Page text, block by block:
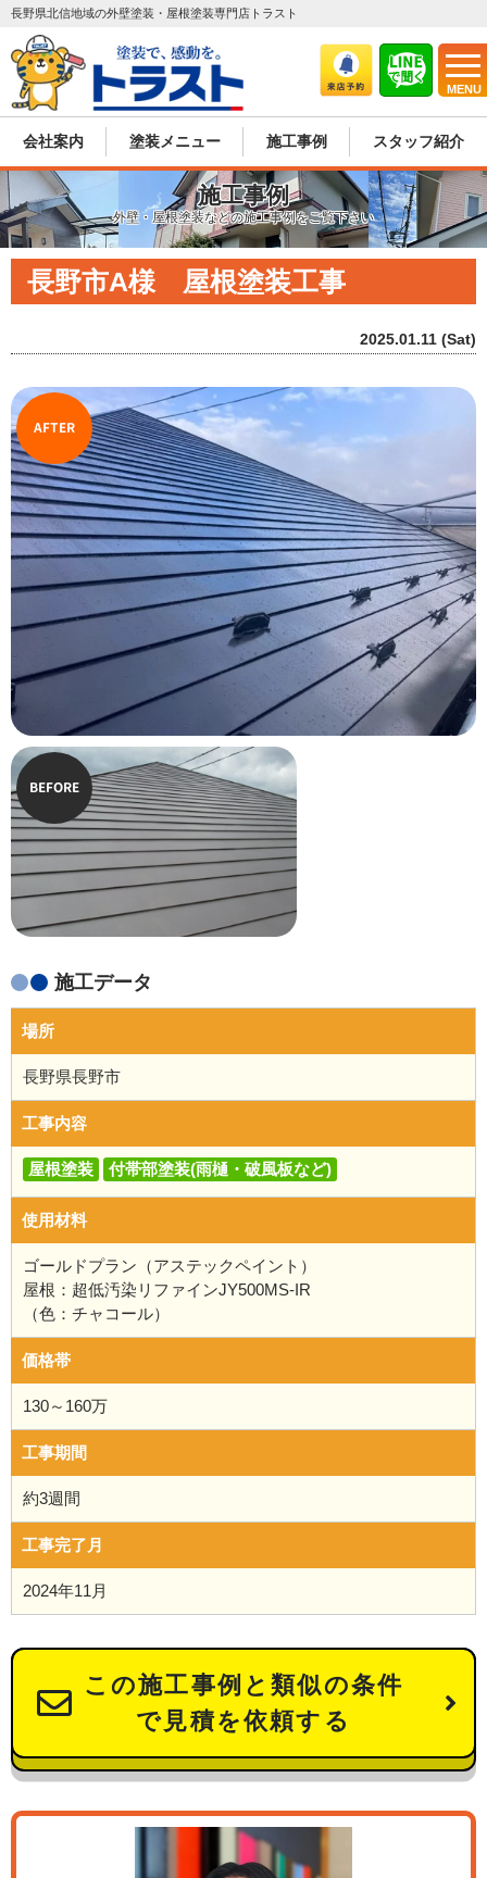
MENU
長野県北信地域の外壁塗装・屋根塗装専門店トラスト
会社案内 塗装メニュー 施工事例 スタッフ紹介
施工事例
外壁・屋根塗装などの施工事例をご覧下さい
長野市A様 屋根塗装工事
2025.01.11 (Sat)
AFTER
BEFORE
施工データ
場所
長野県長野市
工事内容
屋根塗装 付帯部塗装(雨樋・破風板など)
使用材料
ゴールドプラン（アステックペイント）
屋根：超低汚染リファインJY500MS-IR
（色：チャコール）
価格帯
130～160万
工事期間
約3週間
工事完了月
2024年11月
この施工事例と類似の条件
で見積を依頼する